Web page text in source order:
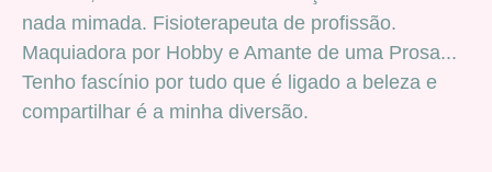
nada mimada. Fisioterapeuta de profissão.
Maquiadora por Hobby e Amante de uma Prosa...
Tenho fascínio por tudo que é ligado a beleza e
compartilhar é a minha diversão.